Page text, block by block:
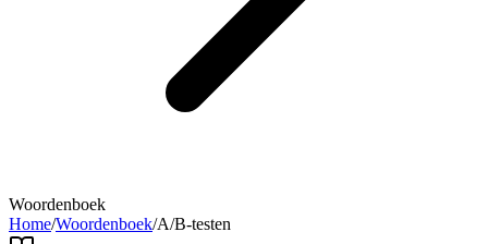
Woordenboek
Home/Woordenboek/A/B-testen